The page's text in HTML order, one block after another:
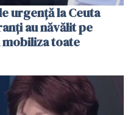
urgență la Ceuta
au năvălit pe
toate